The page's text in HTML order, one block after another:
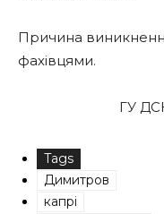
Причина
фахівцями.
ГУ
Tags
Димитров
капрі